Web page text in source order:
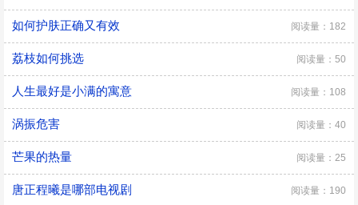
如何护肤正确又有效 阅读量：182
荔枝如何挑选 阅读量：50
人生最好是小满的寓意 阅读量：108
涡振危害 阅读量：40
芒果的热量 阅读量：25
唐正程曦是哪部电视剧 阅读量：190